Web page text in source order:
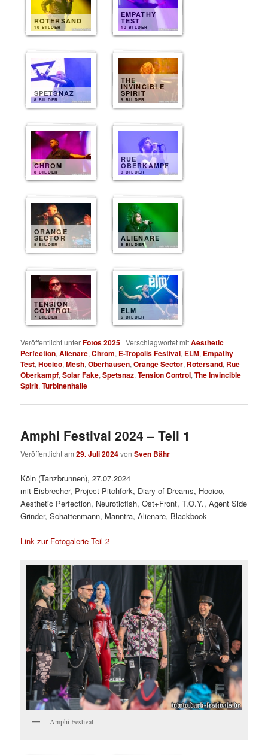
ROTERSAND
10 BILDER
EMPATHY
TEST
10 BILDER
SPETSNAZ
8 BILDER
THE
INVINCIBLE
SPIRIT
8 BILDER
CHROM
8 BILDER
RUE
OBERKAMPF
8 BILDER
ORANGE
SECTOR
8 BILDER
ALIENARE
8 BILDER
TENSION
CONTROL
7 BILDER
ELM
6 BILDER
Veröffentlicht unterFotos 2025 |Verschlagwortet mitAesthetic
Perfection,Alienare,Chrom, E-Tropolis Festival, ELM, Empathy
Test,Hocico,Mesh,Oberhausen,Orange Sector, Rotersand, Rue
Oberkampf,Solar Fake,Spetsnaz,Tension Control,The Invincible
Spirit,Turbinenhalle
Amphi Festival 2024 – Teil 1
Veröffentlicht am29. Juli 2024vonSven Bähr
Köln (Tanzbrunnen), 27.07.2024
mit Eisbrecher, Project Pitchfork, Diary of Dreams, Hocico,
Aesthetic Perfection, Neuroticfish, Ost+Front, T.O.Y., Agent Side
Grinder, Schattenmann, Manntra, Alienare, Blackbook
Link zur Fotogalerie Teil 2
Amphi Festival